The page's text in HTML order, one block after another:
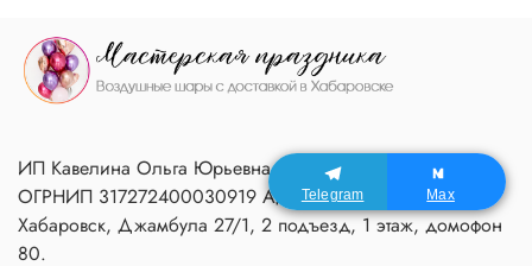
ИП Кавелина Ольга Юрьевна ИНН 270604366791
ОГРНИП 317272400030919 Адрес Мастерской:
Хабаровск, Джамбула 27/1, 2 подъезд, 1 этаж, домофон
80.
Telegram Max